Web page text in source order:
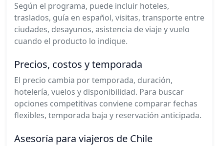
Según el programa, puede incluir hoteles,
traslados, guía en español, visitas, transporte entre
ciudades, desayunos, asistencia de viaje y vuelo
cuando el producto lo indique.
Precios, costos y temporada
El precio cambia por temporada, duración,
hotelería, vuelos y disponibilidad. Para buscar
opciones competitivas conviene comparar fechas
flexibles, temporada baja y reservación anticipada.
Asesoría para viajeros de Chile